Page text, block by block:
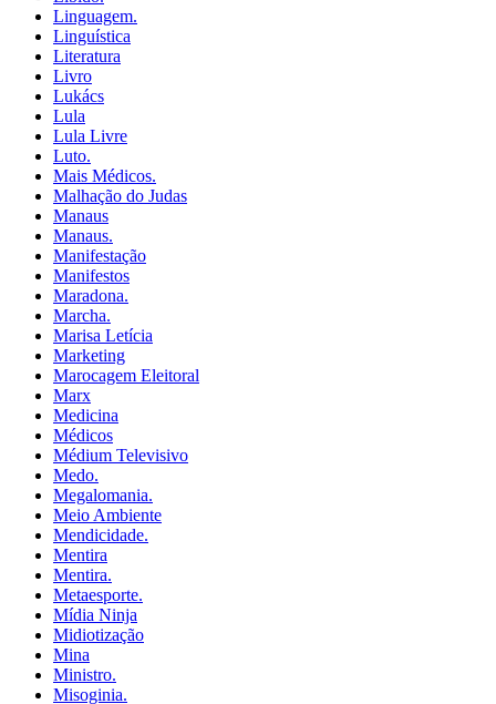
Linguagem.
Linguística
Literatura
Livro
Lukács
Lula
Lula Livre
Luto.
Mais Médicos.
Malhação do Judas
Manaus
Manaus.
Manifestação
Manifestos
Maradona.
Marcha.
Marisa Letícia
Marketing
Marocagem Eleitoral
Marx
Medicina
Médicos
Médium Televisivo
Medo.
Megalomania.
Meio Ambiente
Mendicidade.
Mentira
Mentira.
Metaesporte.
Mídia Ninja
Midiotização
Mina
Ministro.
Misoginia.